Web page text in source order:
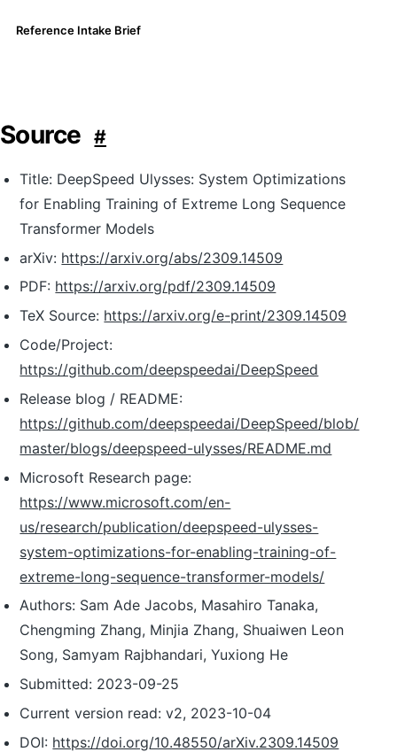
Reference Intake Brief
Source #
Title: DeepSpeed Ulysses: System Optimizations
for Enabling Training of Extreme Long Sequence
Transformer Models
arXiv: https://arxiv.org/abs/2309.14509
PDF: https://arxiv.org/pdf/2309.14509
TeX Source: https://arxiv.org/e-print/2309.14509
Code/Project:
https://github.com/deepspeedai/DeepSpeed
Release blog / README:
https://github.com/deepspeedai/DeepSpeed/blob/
master/blogs/deepspeed-ulysses/README.md
Microsoft Research page:
https://www.microsoft.com/en-
us/research/publication/deepspeed-ulysses-
system-optimizations-for-enabling-training-of-
extreme-long-sequence-transformer-models/
Authors: Sam Ade Jacobs, Masahiro Tanaka,
Chengming Zhang, Minjia Zhang, Shuaiwen Leon
Song, Samyam Rajbhandari, Yuxiong He
Submitted: 2023-09-25
Current version read: v2, 2023-10-04
DOI: https://doi.org/10.48550/arXiv.2309.14509